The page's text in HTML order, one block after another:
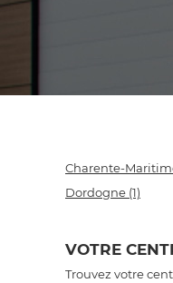
Charente-
Dordogne (1)
VOTRE
Trouvez votre